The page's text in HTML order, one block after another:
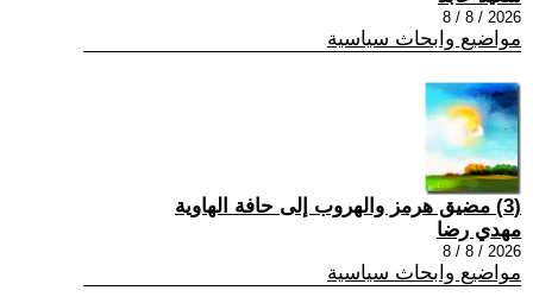
2026 / 8 / 8
مواضيع وابحاث سياسية
(3) مضيق هرمز والهروب إلى حافة الهاوية
مهدي رضا
2026 / 8 / 8
مواضيع وابحاث سياسية